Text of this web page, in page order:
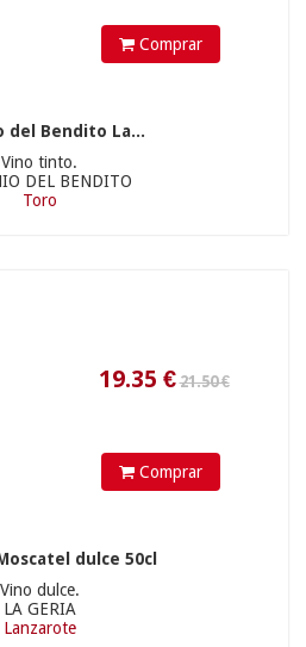
Comprar
del Bendito La...
Vino tinto.
DEL BENDITO
Toro
Comprar
dulce 50cl
Vino dulce.
LA GERIA
Lanzarote